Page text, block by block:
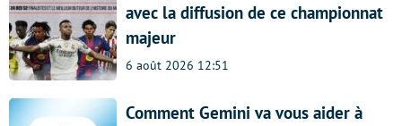
avec la diffusion de ce championnat
majeur
6 août 2026 12:51
Comment Gemini va vous aider à